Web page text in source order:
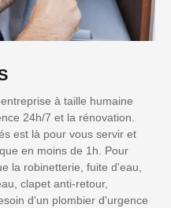
à taille humaine
24h/7 et la rénovation.
est là pour vous servir et
en moins de 1h. Pour
la robinetterie, fuite d'eau,
clapet anti-retour,
d'un plombier d'urgence